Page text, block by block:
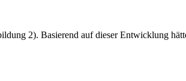
2). Basierend auf dieser Entwicklung